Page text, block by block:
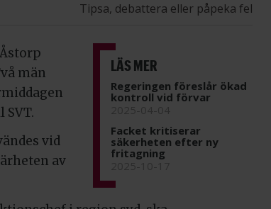
Tipsa, debattera eller påpeka fel
LÄS MER
Regeringen föreslår ökad
kontroll vid förvar
Facket kritiserar
säkerheten efter ny
fritagning
män
vid
av